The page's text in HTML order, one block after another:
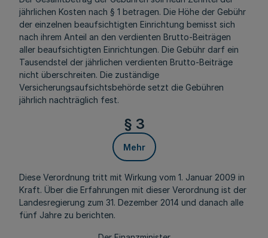
jährlichen Kosten nach § 1 betragen. Die Höhe der Gebühr
der einzelnen beaufsichtigten Einrichtung bemisst sich
nach ihrem Anteil an den verdienten Brutto-Beiträgen
aller beaufsichtigten Einrichtungen. Die Gebühr darf ein
Tausendstel der jährlichen verdienten Brutto-Beiträge
nicht überschreiten. Die zuständige
Versicherungsaufsichtsbehörde setzt die Gebühren
jährlich nachträglich fest.
§ 3
Mehr
Diese Verordnung tritt mit Wirkung vom 1. Januar 2009 in
Kraft. Über die Erfahrungen mit dieser Verordnung ist der
Landesregierung zum 31. Dezember 2014 und danach alle
fünf Jahre zu berichten.